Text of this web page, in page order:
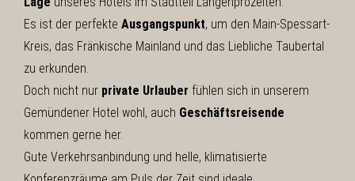
Es ist der perfekte Ausgangspunkt, um den Main-Spessart-
Kreis, das Fränkische Mainland und das Liebliche Taubertal
zu erkunden.
Doch nicht nur private Urlauber fühlen sich in unserem
Gemündener Hotel wohl, auch Geschäftsreisende
kommen gerne her.
Gute Verkehrsanbindung und helle, klimatisierte